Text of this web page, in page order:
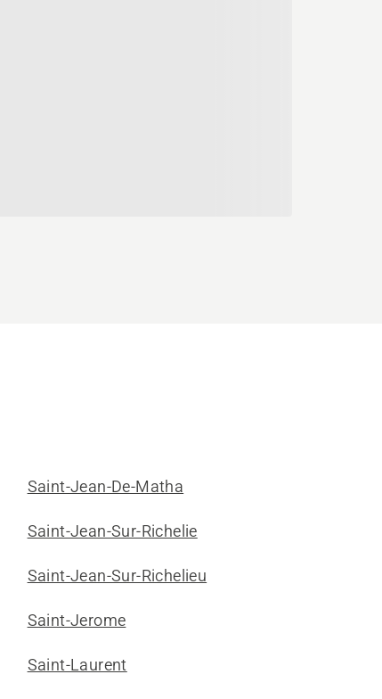
Saint-Jean-De-Matha
Saint-Jean-Sur-Richelie
Saint-Jean-Sur-Richelieu
Saint-Jerome
Saint-Laurent